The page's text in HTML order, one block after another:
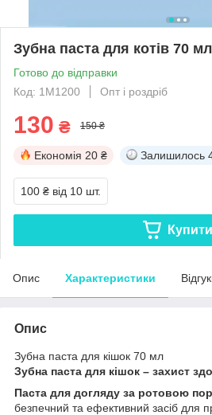
Зубна паста для котів 70 мл
Готово до відправки
Код: 1M1200
Опт і роздріб
130 ₴ 150 ₴
Економія 20 ₴ Залишилось
100 ₴ від 10 шт.
Купити
Опис Характеристики
Опис
Зубна паста для кішок 70 мл
Зубна паста для кішок – захист
Паста для догляду за ротовою
безпечний та ефективний засіб для